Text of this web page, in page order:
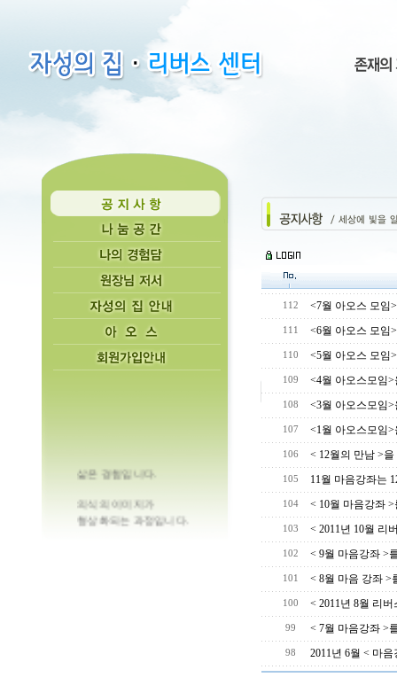
삶은 경험입니다.
의식의 이미지가
형상화되는 과정입니다.
112 <7월 아오스 모임
111 <6월 아오스 모임
110 <5월 아오스 모임
109 <4월 아오스모임
108 <3월 아오스모임
107 <1월 아오스모임
106 < 12월의 만남 >
105 11월 마음강좌는
104 < 10월 마음강좌
103 < 2011년 10월 리
102 < 9월 마음강좌 >
101 < 8월 마음 강좌 >
100 < 2011년 8월 리
99 < 7월 마음강좌 >
98 2011년 6월 < 마